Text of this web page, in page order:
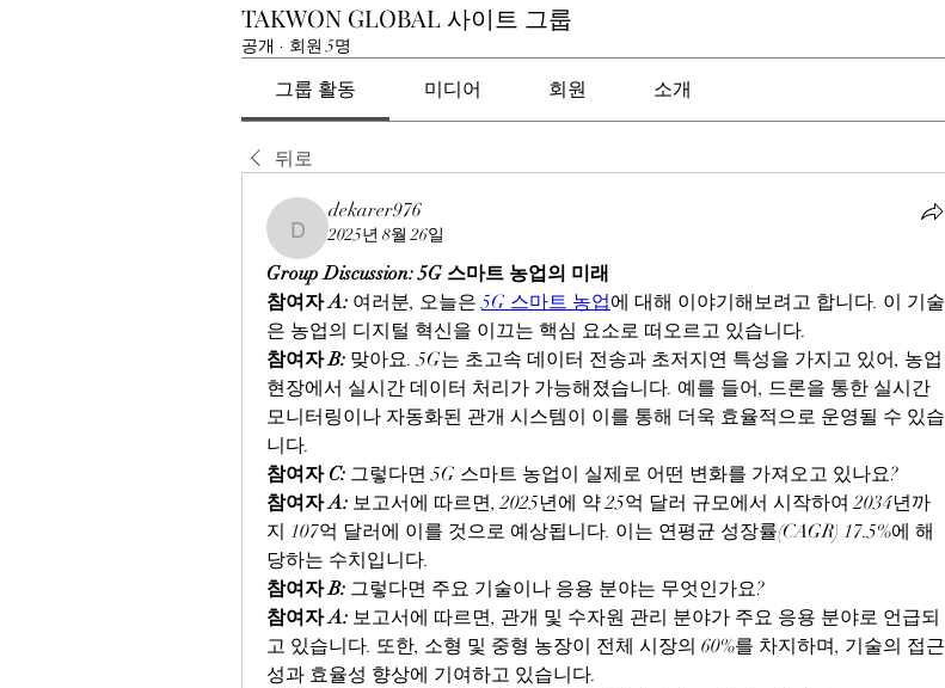
TAKWON GLOBAL 사이트 그룹
공개 · 회원 5명
그룹 활동 미디어 회원 소개
뒤로
dekarer976
dekarer976
2025년 8월 26일
Group Discussion: 5G 스마트 농업의 미래
참여자 A: 여러분, 오늘은 5G 스마트 농업에 대해 이야기해보려고 합니다. 이 기술
은 농업의 디지털 혁신을 이끄는 핵심 요소로 떠오르고 있습니다.
참여자 B: 맞아요. 5G는 초고속 데이터 전송과 초저지연 특성을 가지고 있어, 농업
현장에서 실시간 데이터 처리가 가능해졌습니다. 예를 들어, 드론을 통한 실시간
모니터링이나 자동화된 관개 시스템이 이를 통해 더욱 효율적으로 운영될 수 있습
니다.
참여자 C: 그렇다면 5G 스마트 농업이 실제로 어떤 변화를 가져오고 있나요?
참여자 A: 보고서에 따르면, 2025년에 약 25억 달러 규모에서 시작하여 2034년까
지 107억 달러에 이를 것으로 예상됩니다. 이는 연평균 성장률(CAGR) 17.5%에 해
당하는 수치입니다.
참여자 B: 그렇다면 주요 기술이나 응용 분야는 무엇인가요?
참여자 A: 보고서에 따르면, 관개 및 수자원 관리 분야가 주요 응용 분야로 언급되
고 있습니다. 또한, 소형 및 중형 농장이 전체 시장의 60%를 차지하며, 기술의 접근
성과 효율성 향상에 기여하고 있습니다.